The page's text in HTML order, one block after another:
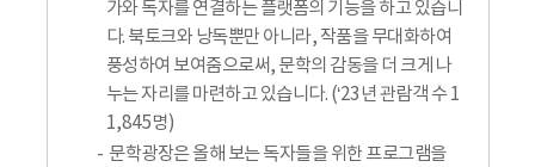
가와 독자를 연결하는 플랫폼의 기능을 하고 있습니
다. 북토크와 낭독뿐만 아니라, 작품을 무대화하여
풍성하여 보여줌으로써, 문학의 감동을 더 크게 나
누는 자리를 마련하고 있습니다. (‘23년 관람객 수 1
1,845명)
문학광장은 올해 보는 독자들을 위한 프로그램을